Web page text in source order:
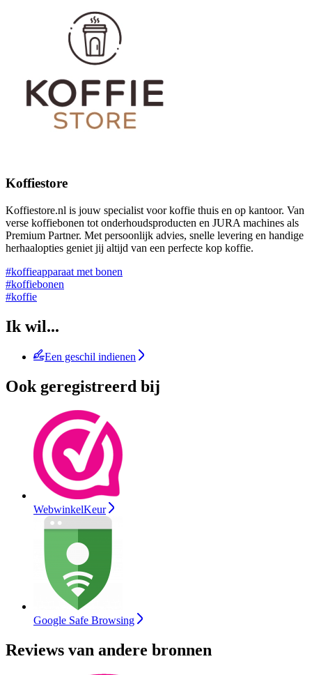
Koffiestore
Koffiestore.nl is jouw specialist voor koffie thuis en op kantoor. Van
verse koffiebonen tot onderhoudsproducten en JURA machines als
Premium Partner. Met persoonlijk advies, snelle levering en handige
herhaalopties geniet jij altijd van een perfecte kop koffie.
#koffieapparaat met bonen
#koffiebonen
#koffie
Ik wil...
Een geschil indienen
Ook geregistreerd bij
WebwinkelKeur
Google Safe Browsing
Reviews van andere bronnen